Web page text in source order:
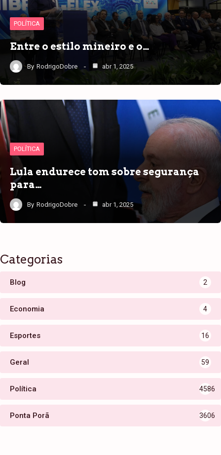
POLÍTICA
Entre o estilo mineiro e o…
By RodrigoDobre abr 1, 2025
POLÍTICA
Lula endurece tom sobre segurança
para…
By RodrigoDobre abr 1, 2025
Categorias
Blog 2
Economia 4
Esportes 16
Geral 59
Política 4586
Ponta Porã 3606